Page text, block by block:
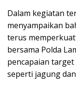
Dalam kegiatan
menyampaikan
terus
bersama Polda
pencapaian
seperti jagung